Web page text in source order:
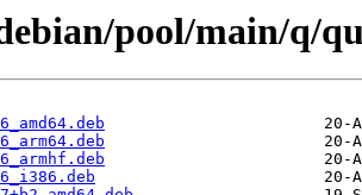
pool/main/q/